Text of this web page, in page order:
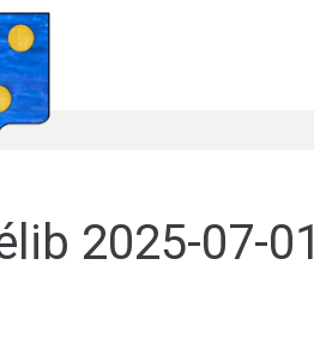
2025-07-01